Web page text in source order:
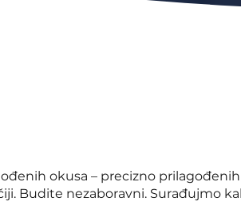
okusa – precizno
Budite nezaboravni. Surađujmo